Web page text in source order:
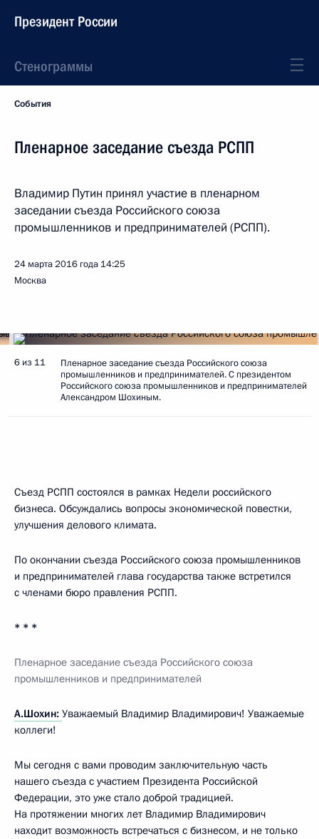
Президент России
Стенограммы
События
Пленарное заседание съезда РСПП
Владимир Путин принял участие в пленарном
заседании съезда Российского союза
промышленников и предпринимателей (РСПП).
24 марта 2016 года 14:25
Москва
6 из 11
Пленарное заседание съезда Российского союза
промышленников и предпринимателей. С президентом
Российского союза промышленников и предпринимателей
Александром Шохиным.
Съезд РСПП состоялся в рамках Недели российского
бизнеса. Обсуждались вопросы экономической повестки,
улучшения делового климата.
По окончании съезда Российского союза промышленников
и предпринимателей глава государства также встретился
с членами бюро правления РСПП.
* * *
Пленарное заседание съезда Российского союза
промышленников и предпринимателей
А.Шохин: Уважаемый Владимир Владимирович! Уважаемые
коллеги!
Мы сегодня с вами проводим заключительную часть
нашего съезда с участием Президента Российской
Федерации, это уже стало доброй традицией.
На протяжении многих лет Владимир Владимирович
находит возможность встречаться с бизнесом, и не только